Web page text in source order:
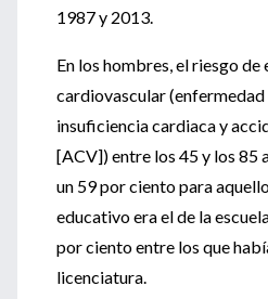
1987 y 2013.
En los hombres, el riesgo
cardiovascular
insuficiencia cardiaca y
[ACV]) entre los 45 y los 85
un 59 por ciento para
educativo era el de la
por ciento entre los que
licenciatura.